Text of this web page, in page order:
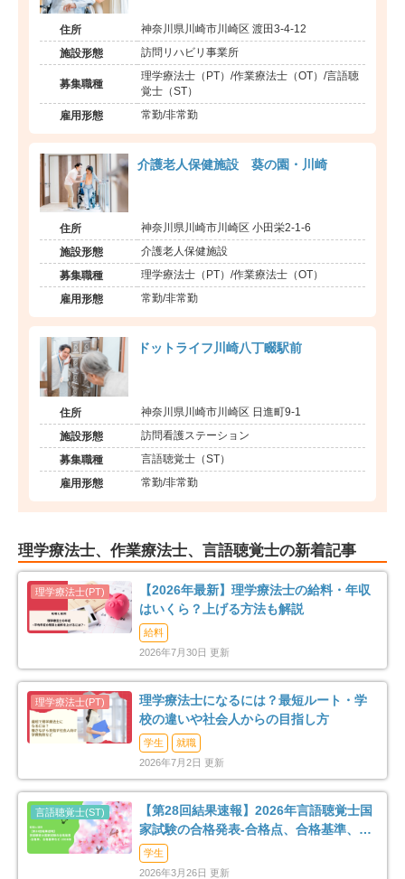
住所 神奈川県川崎市川崎区 渡田3-4-12
施設形態 訪問リハビリ事業所
募集職種
理学療法士（PT）/作業療法士（OT）/言語聴
覚士（ST）
雇用形態 常勤/非常勤
介護老人保健施設 葵の園・川崎
住所 神奈川県川崎市川崎区 小田栄2-1-6
施設形態 介護老人保健施設
募集職種 理学療法士（PT）/作業療法士（OT）
雇用形態 常勤/非常勤
ドットライフ川崎八丁畷駅前
住所 神奈川県川崎市川崎区 日進町9-1
施設形態 訪問看護ステーション
募集職種 言語聴覚士（ST）
雇用形態 常勤/非常勤
理学療法士、作業療法士、言語聴覚士の新着記事
【2026年最新】理学療法士の給料・年収
はいくら？上げる方法も解説
給料
2026年7月30日 更新
理学療法士になるには？最短ルート・学
校の違いや社会人からの目指し方
学生
就職
2026年7月2日 更新
【第28回結果速報】2026年言語聴覚士国
家試験の合格発表-合格点、合格基準、合
格率など-
学生
2026年3月26日 更新